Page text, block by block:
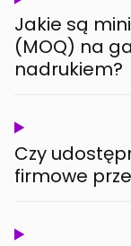
Jakie są
(MOQ) na
nadrukiem?
Czy
firmowe